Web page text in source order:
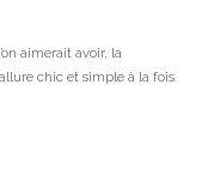
aimerait avoir, la
chic et simple à la fois.